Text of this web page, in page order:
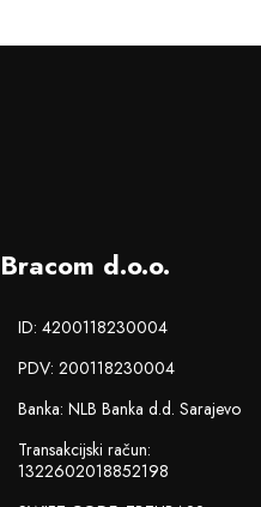
Bracom d.o.o.
ID: 4200118230004
PDV: 200118230004
Banka: NLB Banka d.d. Sarajevo
Transakcijski račun:
1322602018852198